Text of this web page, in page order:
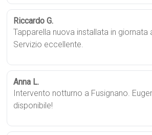
Riccardo G.
Tapparella nuova installata in giornata
Servizio eccellente.
Anna L.
Intervento notturno a Fusignano.
disponibile!